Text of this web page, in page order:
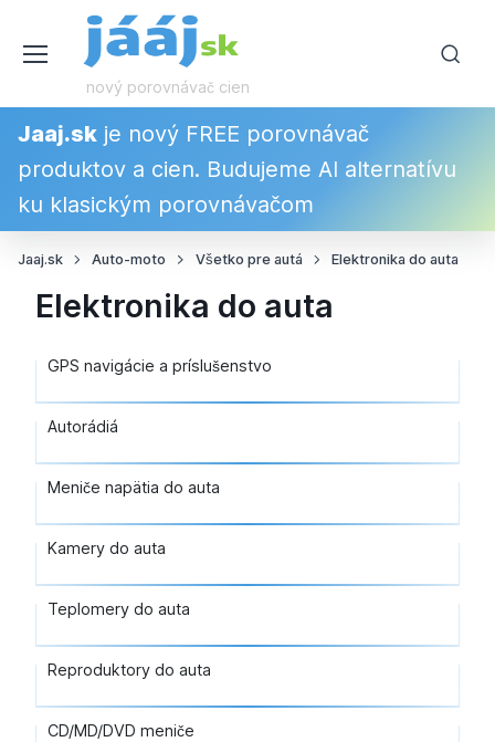
nový porovnávač cien
Jaaj.sk je nový FREE porovnávač
produktov a cien. Budujeme AI alternatívu
ku klasickým porovnávačom
Jaaj.sk Auto-moto Všetko pre autá Elektronika do auta
Elektronika do auta
GPS navigácie a príslušenstvo
Autorádiá
Meniče napätia do auta
Kamery do auta
Teplomery do auta
Reproduktory do auta
CD/MD/DVD meniče